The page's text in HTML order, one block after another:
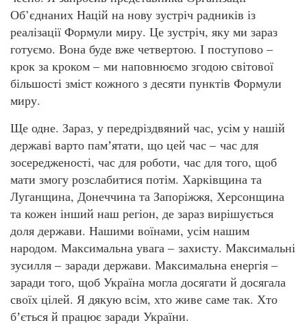
Об’єднаних Націй на нову зустріч радників із
реалізації Формули миру. Це зустріч, яку ми зараз
готуємо. Вона буде вже четвертою. І поступово –
крок за кроком – ми наповнюємо згодою світової
більшості зміст кожного з десяти пунктів Формули
миру.
Ще одне. Зараз, у передріздвяний час, усім у нашій
державі варто памʼятати, що цей час – час для
зосередженості, час для роботи, час для того, щоб
мати змогу розслабитися потім. Харківщина та
Луганщина, Донеччина та Запоріжжя, Херсонщина
та кожен інший наш регіон, де зараз вирішується
доля держави. Нашими воїнами, усім нашим
народом. Максимальна увага – захисту. Максимальні
зусилля – заради держави. Максимальна енергія –
заради того, щоб Україна могла досягати й досягала
своїх цілей. Я дякую всім, хто живе саме так. Хто
бʼється й працює заради України.